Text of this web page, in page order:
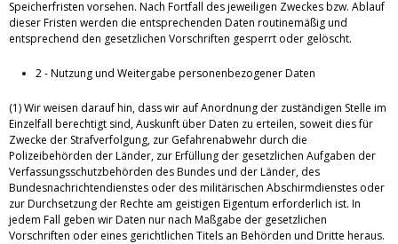
Speicherfristen vorsehen. Nach Fortfall des jeweiligen Zweckes bzw. Ablauf
dieser Fristen werden die entsprechenden Daten routinemäßig und
entsprechend den gesetzlichen Vorschriften gesperrt oder gelöscht.
2 - Nutzung und Weitergabe personenbezogener Daten
(1) Wir weisen darauf hin, dass wir auf Anordnung der zuständigen Stelle im
Einzelfall berechtigt sind, Auskunft über Daten zu erteilen, soweit dies für
Zwecke der Strafverfolgung, zur Gefahrenabwehr durch die
Polizeibehörden der Länder, zur Erfüllung der gesetzlichen Aufgaben der
Verfassungsschutzbehörden des Bundes und der Länder, des
Bundesnachrichtendienstes oder des militärischen Abschirmdienstes oder
zur Durchsetzung der Rechte am geistigen Eigentum erforderlich ist. In
jedem Fall geben wir Daten nur nach Maßgabe der gesetzlichen
Vorschriften oder eines gerichtlichen Titels an Behörden und Dritte heraus.